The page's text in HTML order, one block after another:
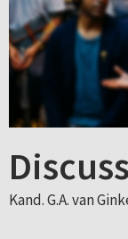
Kand. G.A. van